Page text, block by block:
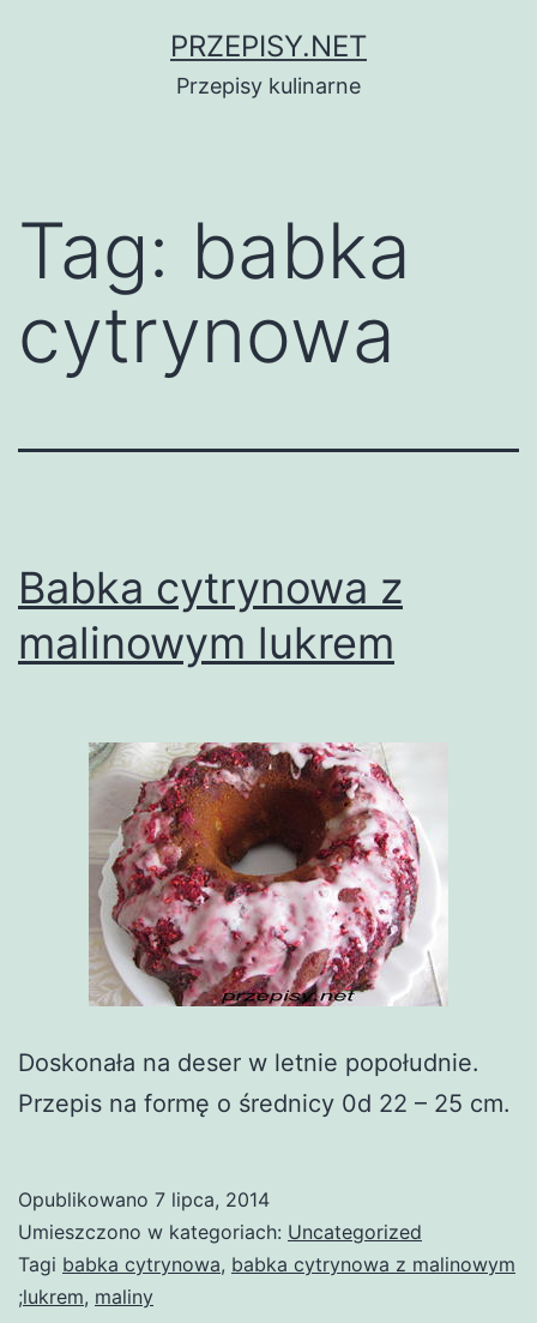
PRZEPISY.NET
Przepisy kulinarne
Tag: babka
cytrynowa
Babka cytrynowa z
malinowym lukrem
Doskonała na deser w letnie popołudnie.
Przepis na formę o średnicy 0d 22 – 25 cm.
Opublikowano 7 lipca, 2014
Umieszczono w kategoriach: Uncategorized
Tagi babka cytrynowa, babka cytrynowa z malinowym
;lukrem, maliny